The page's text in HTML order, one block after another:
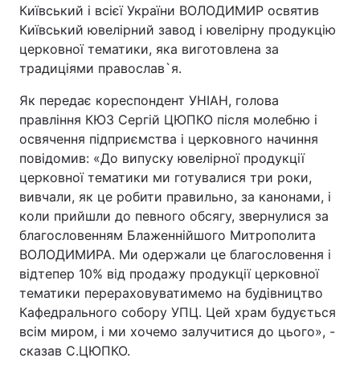
Головна Війна
Україна Політика
Економіка
Київський і всієї України ВОЛОДИМИР освятив
Київський ювелірний завод і ювелірну продукцію
церковної тематики, яка виготовлена за
традиціями православ`я.
Як передає кореспондент УНІАН, голова
правління КЮЗ Сергій ЦЮПКО після молебню і
освячення підприємства і церковного начиння
повідомив: «До випуску ювелірної продукції
церковної тематики ми готувалися три роки,
вивчали, як це робити правильно, за канонами, і
коли прийшли до певного обсягу, звернулися за
благословенням Блаженнійшого Митрополита
ВОЛОДИМИРА. Ми одержали це благословення і
відтепер 10% від продажу продукції церковної
тематики перераховуватимемо на будівництво
Кафедрального собору УПЦ. Цей храм будується
всім миром, і ми хочемо залучитися до цього», -
сказав С.ЦЮПКО.